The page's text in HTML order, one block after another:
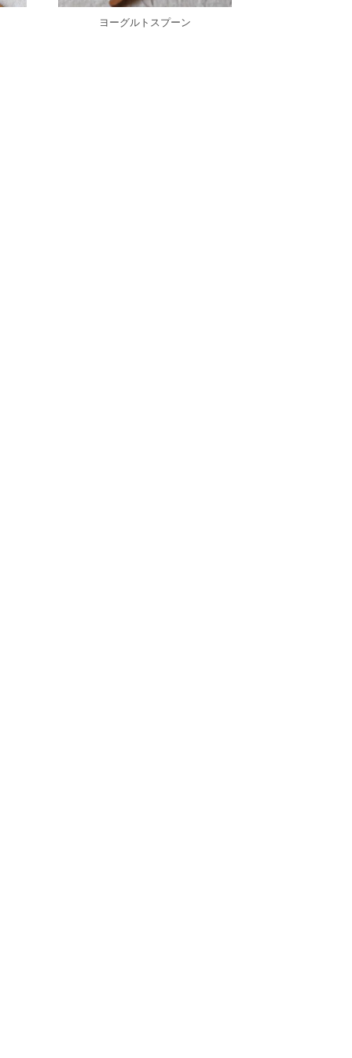
ヨーグルトスプーン